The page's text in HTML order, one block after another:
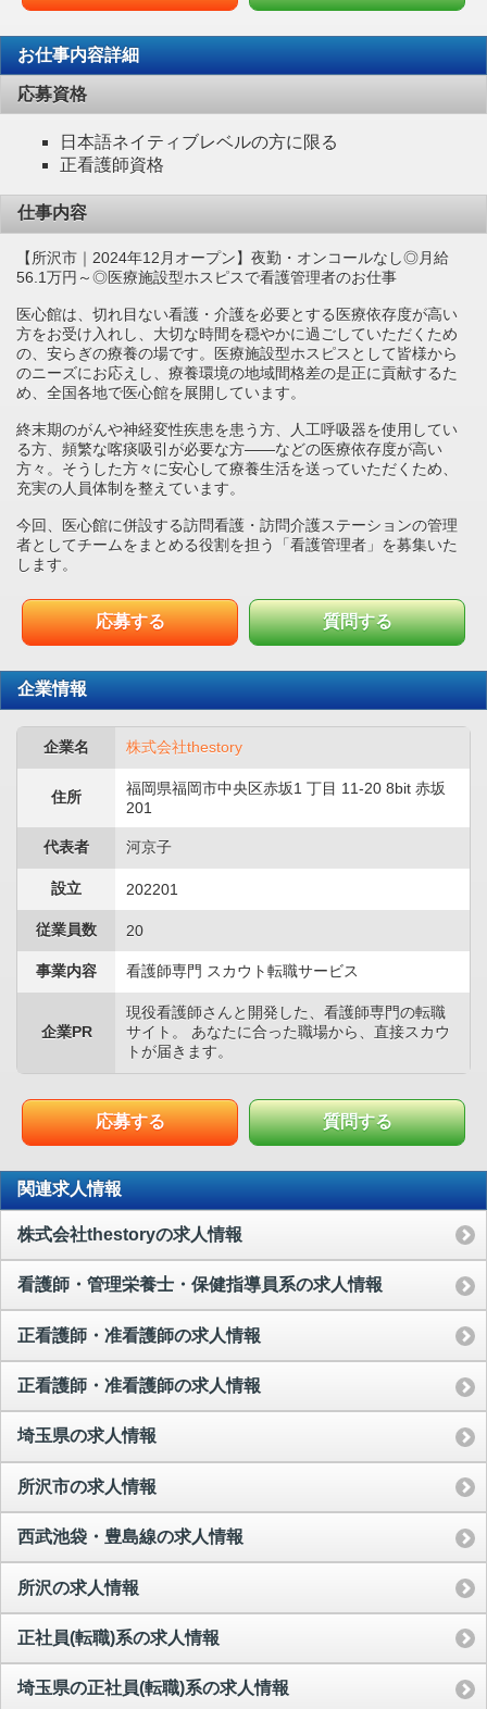
お仕事内容詳細
応募資格
日本語ネイティブレベルの方に限る
正看護師資格
仕事内容
【所沢市｜2024年12月オープン】夜勤・オンコールなし◎月給
56.1万円～◎医療施設型ホスピスで看護管理者のお仕事
医心館は、切れ目ない看護・介護を必要とする医療依存度が高い
方をお受け入れし、大切な時間を穏やかに過ごしていただくため
の、安らぎの療養の場です。医療施設型ホスピスとして皆様から
のニーズにお応えし、療養環境の地域間格差の是正に貢献するた
め、全国各地で医心館を展開しています。
終末期のがんや神経変性疾患を患う方、人工呼吸器を使用してい
る方、頻繁な喀痰吸引が必要な方――などの医療依存度が高い
方々。そうした方々に安心して療養生活を送っていただくため、
充実の人員体制を整えています。
今回、医心館に併設する訪問看護・訪問介護ステーションの管理
者としてチームをまとめる役割を担う「看護管理者」を募集いた
します。
応募する 質問する
企業情報
企業名 株式会社thestory
住所
福岡県福岡市中央区赤坂1 丁目 11-20 8bit 赤坂
201
代表者 河京子
設立 202201
従業員数 20
事業内容 看護師専門 スカウト転職サービス
企業PR
現役看護師さんと開発した、看護師専門の転職
サイト。 あなたに合った職場から、直接スカウ
トが届きます。
応募する 質問する
関連求人情報
株式会社thestoryの求人情報
看護師・管理栄養士・保健指導員系の求人情報
正看護師・准看護師の求人情報
正看護師・准看護師の求人情報
埼玉県の求人情報
所沢市の求人情報
西武池袋・豊島線の求人情報
所沢の求人情報
正社員(転職)系の求人情報
埼玉県の正社員(転職)系の求人情報